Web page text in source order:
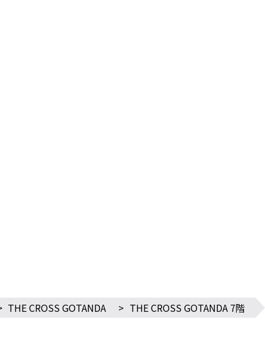
THE CROSS GOTANDA > THE CROSS GOTANDA 7階